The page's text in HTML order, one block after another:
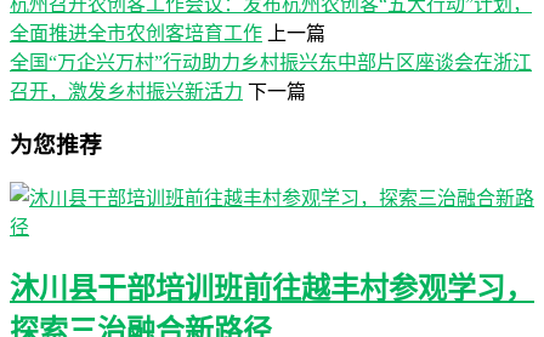
全面推进全市农创客培育工作
上一篇
全国“万企兴万村”行动助力乡村振兴东中部片区座谈会在浙江
召开，激发乡村振兴新活力 下一篇
为您推荐
沐川县干部培训班前往越丰村参观学习，